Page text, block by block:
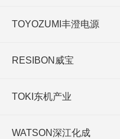
TOYOZUMI丰澄电源
RESIBON威宝
TOKI东机产业
WATSON深江化成